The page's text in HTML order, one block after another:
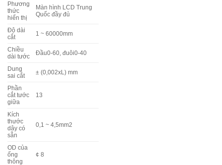
Phương
thức
hiển thị
Màn hình LCD Trung
Quốc đầy đủ
Độ dài
cắt
1 ~ 60000mm
Chiều
dài tước
Đầu0-60, đuôi0-40
Dung
sai cắt
± (0,002xL) mm
Phần
cắt tước
giữa
13
Kích
thước
dây có
sẵn
0,1 ~ 4,5mm2
OD của
ống
thông
¢ 8